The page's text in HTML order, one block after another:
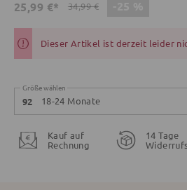
25,99 €* 34,99 €
Dieser Artikel ist derzeit leider
Größe wählen
92 18-24 Monate
Kauf auf
Rechnung
14 Tage